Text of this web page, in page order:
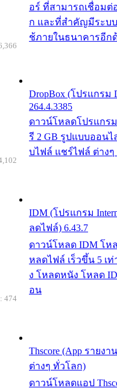
อร์ ที่สามารถเชื่อมต่
ก และที่สำคัญมีระบ
ช้ภายในธนาคารอีก
DropBox (โปรแกรม
264.4.3385
ดาวน์โหลดโปรแกร
รี 2 GB รูปแบบออนไ
บไฟล์ แชร์ไฟล์ ต่าง
IDM (โปรแกรม
ลดไฟล์) 6.43.7
ดาวน์โหลด IDM โหล
หลดไฟล์ เร็วขึ้น 5 เ
ง โหลดหนัง โหลด
อน
Thscore (App ราย
ต่างๆ ทั่วโลก)
ดาวน์โหลดแอป
474